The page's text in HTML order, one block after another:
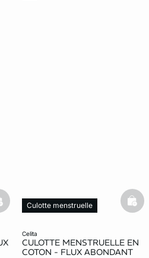
celita
CULOTTE MENSTRUELLE EN
COTON - FLUX ABONDANT
Culotte menstruelle